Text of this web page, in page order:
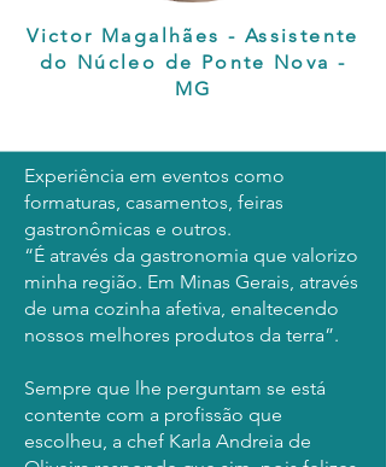
Victor Magalhães - Assistente
do Núcleo de Ponte Nova -
MG
Experiência em eventos como
formaturas, casamentos, feiras
gastronômicas e outros.
“É através da gastronomia que valorizo
minha região. Em Minas Gerais, através
de uma cozinha afetiva, enaltecendo
nossos melhores produtos da terra”.
Sempre que lhe perguntam se está
contente com a profissão que
escolheu, a chef Karla Andreia de